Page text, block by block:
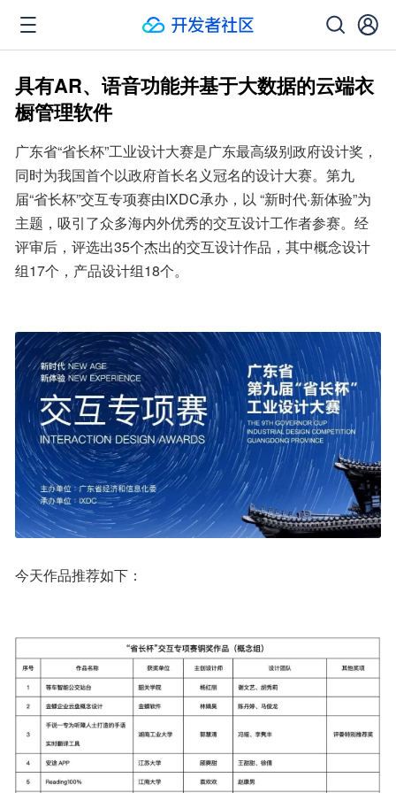
具有AR、语音功能并基于大数据的云端衣
橱管理软件
广东省“省长杯”工业设计大赛是广东最高级别政府设计奖，
同时为我国首个以政府首长名义冠名的设计大赛。第九
届“省长杯”交互专项赛由IXDC承办，以 “新时代·新体验”为
主题，吸引了众多海内外优秀的交互设计工作者参赛。经
评审后，评选出35个杰出的交互设计作品，其中概念设计
组17个，产品设计组18个。
今天作品推荐如下：